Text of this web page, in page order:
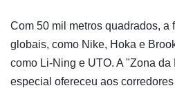
Com 50 mil metros quadrados, a
globais, como Nike, Hoka e
como Li-Ning e UTO. A "Zona
especial ofereceu aos